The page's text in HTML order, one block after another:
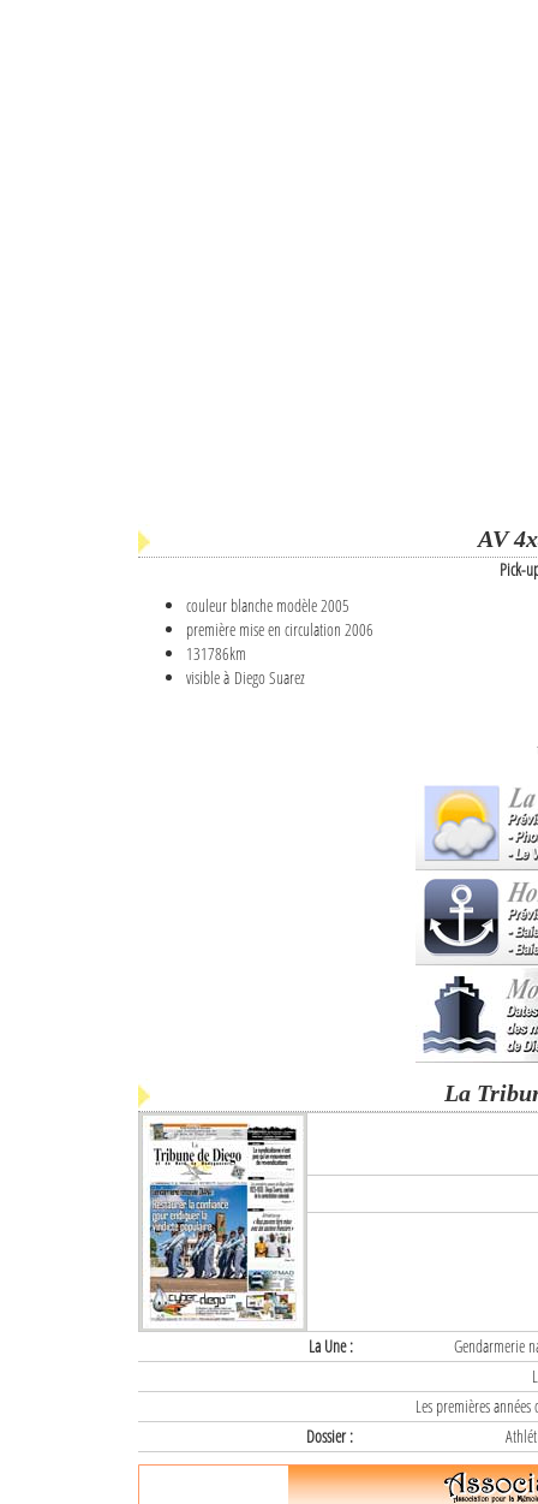
AV
Pick-
couleur blanche modèle 2005
première mise en circulation 2006
131786km
visible à Diego Suarez
La
La Une :
Gendarmerie
Les premières
Dossier :